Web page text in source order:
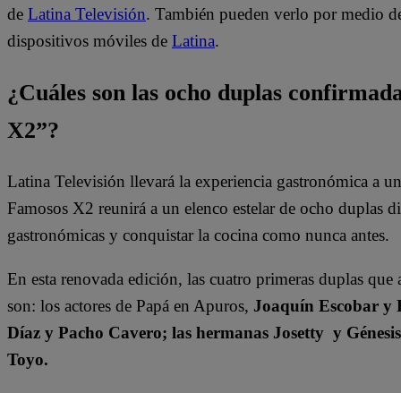
de Latina Televisión. También pueden verlo por medio
dispositivos móviles de Latina.
¿Cuáles son las ocho duplas
X2”?
Latina Televisión llevará la experiencia gastronómica a
Famosos X2 reunirá a un elenco estelar de ocho duplas
gastronómicas y conquistar la cocina como nunca antes.
En esta renovada edición, las cuatro primeras duplas
son: los actores de Papá en Apuros, Joaquín Escobar y
Díaz y Pacho Cavero; las hermanas Josetty y
Toyo.